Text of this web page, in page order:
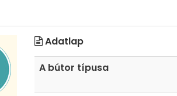
Adatlap
A bútor típusa